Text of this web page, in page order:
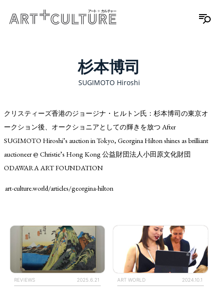
杉本博司
SUGIMOTO Hiroshi
クリスティーズ香港のジョージナ・ヒルトン氏：杉本博司の東京オ
ークション後、オークショニアとしての輝きを放つ After
SUGIMOTO Hiroshi’s auction in Tokyo, Georgina Hilton shines as brilliant
auctioneer @ Christie’s Hong Kong 公益財団法人小田原文化財団
ODAWARA ART FOUNDATION
art-culture.world/articles/georgina-hilton
REVIEWS 2025.6.21 ART WORLD 2024.10.1